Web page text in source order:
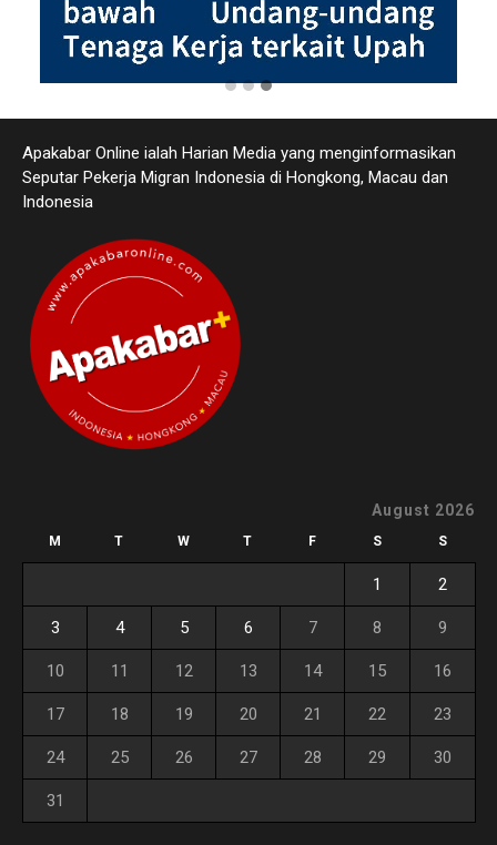
Apakabar Online ialah Harian Media yang menginformasikan
Seputar Pekerja Migran Indonesia di Hongkong, Macau dan
Indonesia
August 2026
M T W T F S S
1 2
3 4 5 6 7 8 9
10 11 12 13 14 15 16
17 18 19 20 21 22 23
24 25 26 27 28 29 30
31